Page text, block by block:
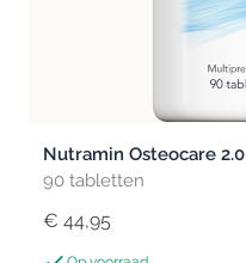
Nutramin Osteocare 2.0
90 tabletten
€ 44,95